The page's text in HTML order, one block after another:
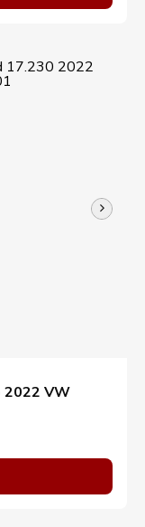
2022 VW